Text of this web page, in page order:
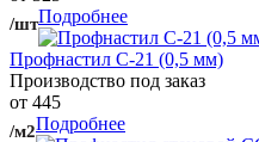
/штПодробнее
Профнастил С-21 (0,5 мм)
Производство под заказ
от 445
/м2Подробнее